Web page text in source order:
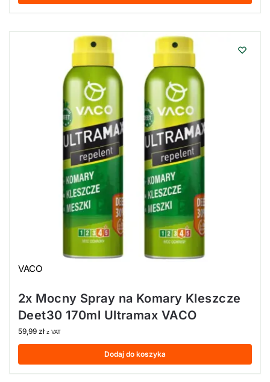
VACO
2x Mocny Spray na Komary Kleszcze
Deet30 170ml Ultramax VACO
59,99 zł z VAT
Dodaj do koszyka